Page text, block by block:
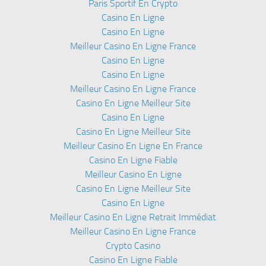
Paris Sportif En Crypto
Casino En Ligne
Casino En Ligne
Meilleur Casino En Ligne France
Casino En Ligne
Casino En Ligne
Meilleur Casino En Ligne France
Casino En Ligne Meilleur Site
Casino En Ligne
Casino En Ligne Meilleur Site
Meilleur Casino En Ligne En France
Casino En Ligne Fiable
Meilleur Casino En Ligne
Casino En Ligne Meilleur Site
Casino En Ligne
Meilleur Casino En Ligne Retrait Immédiat
Meilleur Casino En Ligne France
Crypto Casino
Casino En Ligne Fiable